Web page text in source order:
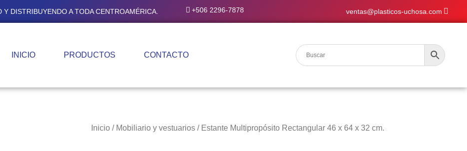
DISTRIBUYENDO A TODA CENTROAMÉRICA. +506 2296-7878 ventas@plasticos-uchosa.com
INICIO PRODUCTOS CONTACTO
Inicio/ Mobiliario y vestuarios/ Estante Multipropósito Rectangular 46 x 64 x 32 cm.